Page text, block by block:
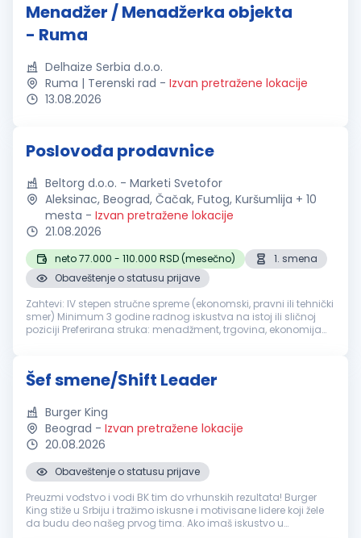
Menadžer / Menadžerka objekta
- Ruma
Delhaize Serbia d.o.o.
Ruma | Terenski rad - Izvan pretražene lokacije
13.08.2026
Poslovođa prodavnice
Beltorg d.o.o. - Marketi Svetofor
Aleksinac, Beograd, Čačak, Futog, Kuršumlija + 10
mesta - Izvan pretražene lokacije
21.08.2026
neto 77.000 - 110.000 RSD (mesečno)
1. smena
Obaveštenje o statusu prijave
Zahtevi: IV stepen stručne spreme (ekonomski, pravni ili tehnički
smer) Minimum 3 godine radnog iskustva na istoj ili sličnoj
poziciji Preferirana struka: menadžment, trgovina, ekonomija
Šef smene/Shift Leader
Burger King
Beograd - Izvan pretražene lokacije
20.08.2026
Obaveštenje o statusu prijave
Preuzmi vođstvo i vodi BK tim do vrhunskih rezultata! Burger
King stiže u Srbiju i tražimo iskusne i motivisane lidere koji žele
da budu deo našeg prvog tima. Ako imaš iskustvo u